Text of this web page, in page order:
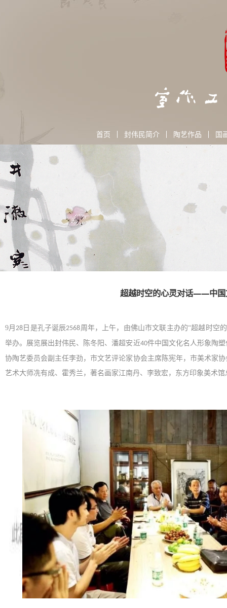
首页 封伟民简介 陶艺作品 国
超越时空的心灵对话——中国
9月 28 日是孔子诞辰2568周年，上午，由佛山市文联主办的“超越时
举办。展览展出封伟民、陈冬阳、潘超安近40件中国文化名人形象陶
协陶艺委员会副主任李劲，市文艺评论家协会主席陈宪年，市美术家
艺术大师冼有成、霍秀兰，著名画家江南丹、李致宏，东方印象美术